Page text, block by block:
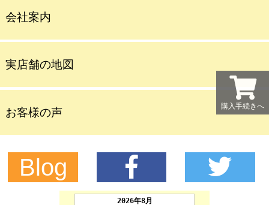
会社案内
実店舗の地図
お客様の声
Blog
購入手続きへ